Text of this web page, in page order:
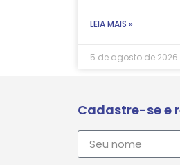
LEIA MAIS »
5 de agosto de 2026
Cadastre-se e